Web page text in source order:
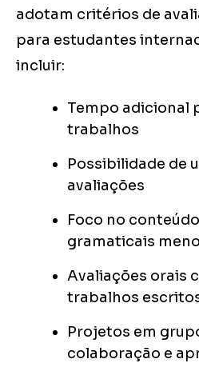
adotam critérios de
para estudantes
incluir:
Tempo adicional
trabalhos
Possibilidade de
avaliações
Foco no
gramaticais
Avaliações orais
trabalhos
Projetos em
colaboração e